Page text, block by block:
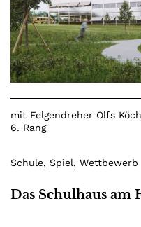
mit Felgendreher Olfs
6. Rang
Schule, Spiel, Wettbewerb
Das Schulhaus am